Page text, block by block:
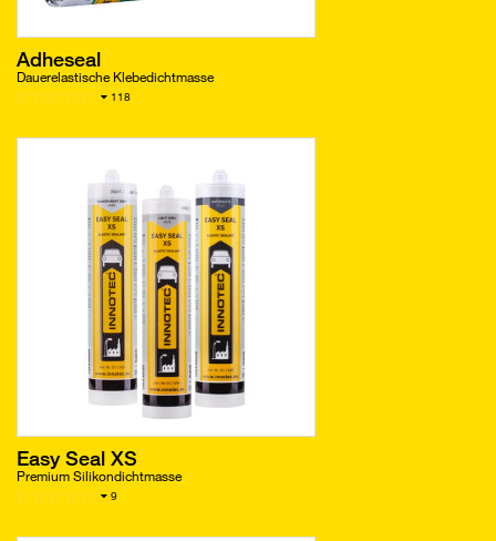
Adheseal
Dauerelastische Klebedichtmasse
118
Easy Seal XS
Premium Silikondichtmasse
9